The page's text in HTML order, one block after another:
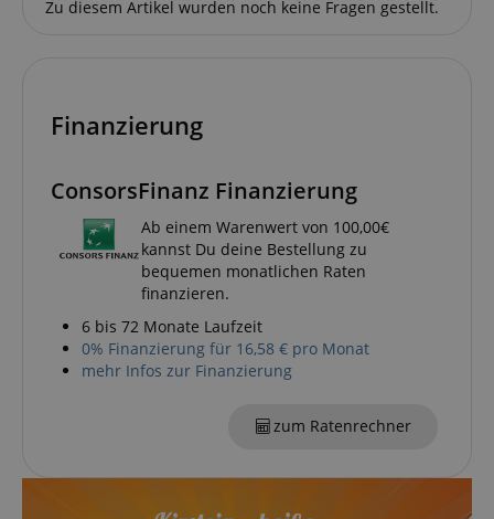
Zu diesem Artikel wurden noch keine Fragen gestellt.
Finanzierung
ConsorsFinanz Finanzierung
Ab einem Warenwert von 100,00€
kannst Du deine Bestellung zu
bequemen monatlichen Raten
finanzieren.
6 bis 72 Monate Laufzeit
0% Finanzierung für 16,58 € pro Monat
mehr Infos zur Finanzierung
zum Ratenrechner
Notwendig
Die durch diese Services gesammelten Daten
werden gebraucht, um die technische Performance
der Website zu gewährleisten, dir grundlegende
Einkaufs-Funktionen bereitzustellen, das Einkaufen
bei uns sicher zu machen und um Betrug zu
verhindern. Immer eingeschaltet.
Cookie
FPGSID
.kirstein.de
amazon-pay-connectedAuth